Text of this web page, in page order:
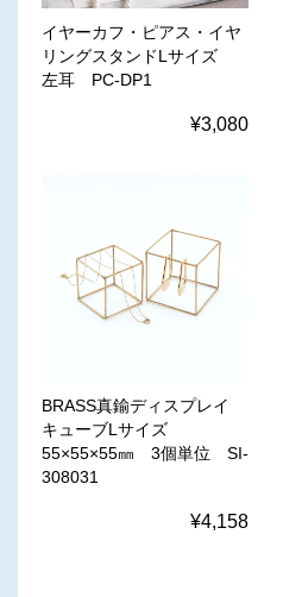
イヤーカフ・ピアス・イヤ
リングスタンドLサイズ
左耳 PC-DP1
¥3,080
BRASS真鍮ディスプレイ
キューブLサイズ
55×55×55㎜ 3個単位 SI-
308031
¥4,158